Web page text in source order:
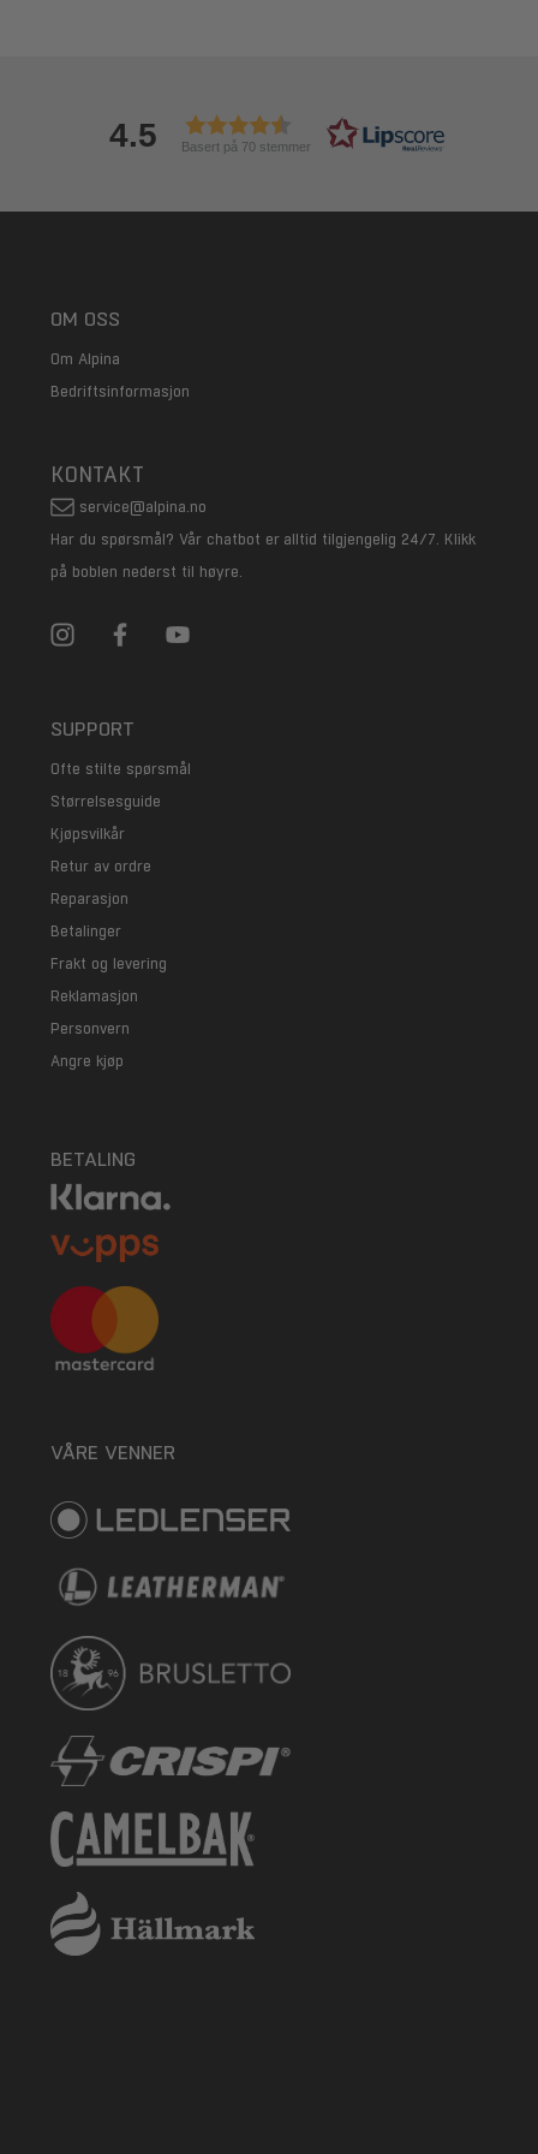
4.5 Basert på 70 stemmer
OM OSS
Om Alpina
Bedriftsinformasjon
KONTAKT
service@alpina.no
Har du spørsmål? Vår chatbot er alltid tilgjengelig 24/7. Klikk
på boblen nederst til høyre.
SUPPORT
Ofte stilte spørsmål
Størrelsesguide
Kjøpsvilkår
Retur av ordre
Reparasjon
Betalinger
Frakt og levering
Reklamasjon
Personvern
Angre kjøp
BETALING
VÅRE VENNER